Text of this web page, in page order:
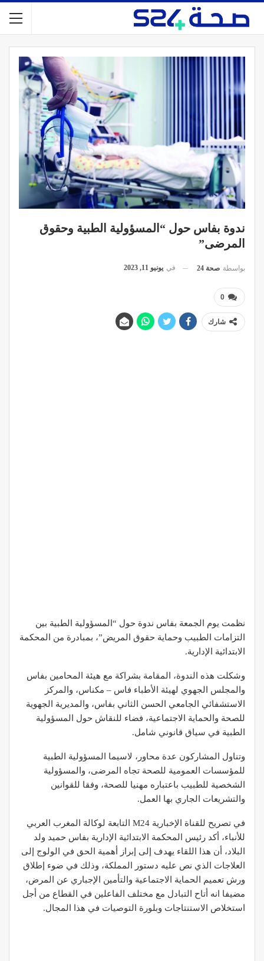
ندوة بفاس حول “المسؤولية الطبية وحقوق
المرضى”
بواسطة صحة 24 في يونيو 11, 2023
0
شارك
نظمت يوم الجمعة بفاس ندوة حول “المسؤولية الطبية بين
التزامات الطبيب وحماية حقوق المريض”، بمبادرة من المحكمة
الابتدائية الإدارية.
وشكلت هذه الندوة، المقامة بشراكة مع هيئة المحامين بفاس
والمجلس الجهوي لهيئة الأطباء فاس – مكناس، والمركز
الاستشفائي الجامعي الحسن الثاني بفاس، والمديرية الجهوية
للصحة والحماية الاجتماعية، فضاء للنقاش حول المسؤولية
الطبية في سياق قانوني شامل.
وتناول المشاركون عدة محاور، لاسيما المسؤولية الطبية
للمؤسسات العمومية للصحة تجاه المرضى، والمسؤولية
الشخصية للطبيب باعتباره مهنيا للصحة، وفقا للقوانين
والتشريعات الجاري بها العمل.
في تصريح للقناة الإخبارية M24 التابعة لوكالة المغرب العربي
للأنباء، أكد رئيس المحكمة الابتدائية الإدارية بفاس حميد ولد
البلاد، أن هذا اللقاء يهدف إلى إبراز أهمية الحق في الولوج إلى
العلاجات الذي نص عليه دستور المملكة، وذلك في ضوء إطلاق
ورش تعميم الحماية الاجتماعية والتأمين الإجباري عن المرض،
مضيفا انه أتاح التبادل مع مختلف الفاعلين في القطاع من أجل
استخلاص الاستنتاجات وبلورة التوصيات في هذا المجال.